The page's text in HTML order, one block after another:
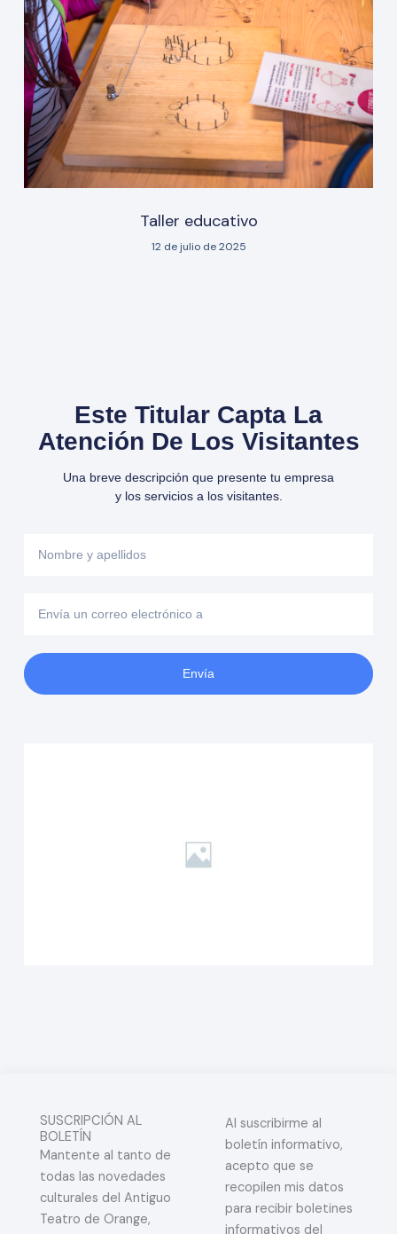
Taller educativo
12 de julio de 2025
Este Titular Capta La
Atención De Los Visitantes
Una breve descripción que presente tu empresa
y los servicios a los visitantes.
electrónico
a
Envía
SUSCRIPCIÓN AL
BOLETÍN
Mantente al tanto de
todas las novedades
culturales del Antiguo
Teatro de Orange,
Al suscribirme al
boletín informativo,
acepto que se
recopilen mis datos
para recibir boletines
informativos del